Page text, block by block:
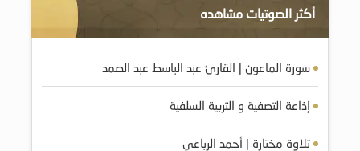
أكثر الصوتيات مشاهده
سورة الماعون | القارئ عبد الباسط عبد الصمد
إذاعة التصفية و التربية السلفية
تلاوة مختارة | أحمد الرباعي